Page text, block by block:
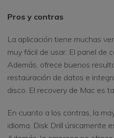
Pros y contras
La aplicación tiene muchas
muy fácil de usar. El panel de
Además, ofrece buenos
restauración de datos e
disco. El recovery de Mac es
En cuanto a los contras, la
idioma. Disk Drill únicamente